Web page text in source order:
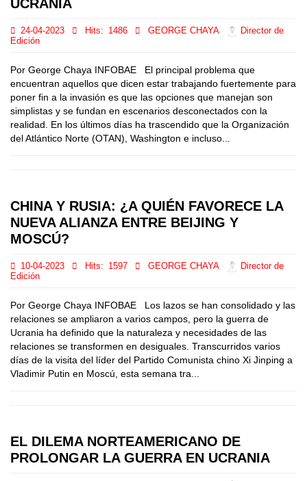
UCRANIA
24-04-2023 Hits: 1486 GEORGE CHAYA
Director de
Edición
Por George Chaya INFOBAE El principal problema que
encuentran aquellos que dicen estar trabajando fuertemente para
poner fin a la invasión es que las opciones que manejan son
simplistas y se fundan en escenarios desconectados con la
realidad. En los últimos días ha trascendido que la Organización
del Atlántico Norte (OTAN), Washington e incluso...
CHINA Y RUSIA: ¿A QUIÉN FAVORECE LA
NUEVA ALIANZA ENTRE BEIJING Y
MOSCÚ?
10-04-2023 Hits: 1597 GEORGE CHAYA
Director de
Edición
Por George Chaya INFOBAE Los lazos se han consolidado y las
relaciones se ampliaron a varios campos, pero la guerra de
Ucrania ha definido que la naturaleza y necesidades de las
relaciones se transformen en desiguales. Transcurridos varios
días de la visita del líder del Partido Comunista chino Xi Jinping a
Vladimir Putin en Moscú, esta semana tra...
EL DILEMA NORTEAMERICANO DE
PROLONGAR LA GUERRA EN UCRANIA